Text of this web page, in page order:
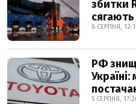
збитки
сягають
6 СЕРПНЯ,
РФ
5 СЕРПНЯ,